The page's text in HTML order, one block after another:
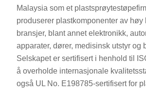
Malaysia som et
produserer plastkomponenter av høy
bransjer, blant annet elektronikk,
apparater, dører, medisinsk utstyr og
Selskapet er sertifisert i henhold til
å overholde internasjonale
også UL No. E198785-sertifisert for